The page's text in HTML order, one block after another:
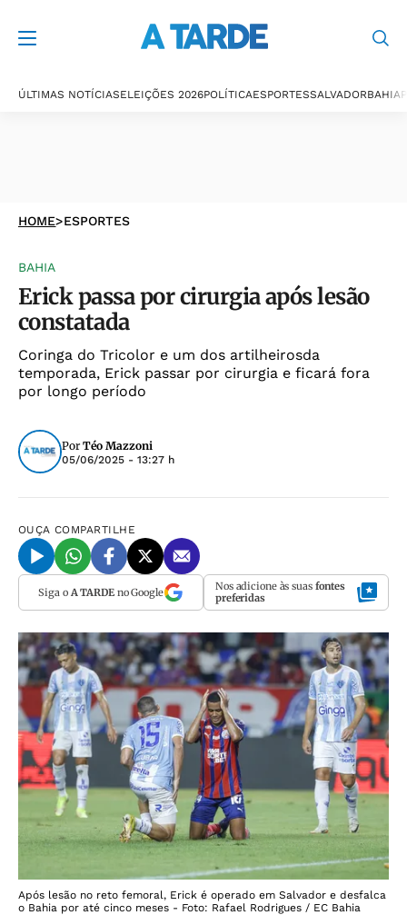
ÚLTIMAS NOTÍCIASELEIÇÕES 2026POLÍTICAESPORTESSALVADORBAHIA
HOME>ESPORTES
BAHIA
Erick passa por cirurgia após lesão
constatada
Coringa do Tricolor e um dos artilheirosda
temporada, Erick passar por cirurgia e ficará fora
por longo período
Por Téo Mazzoni
05/06/2025 - 13:27 h
OUÇA COMPARTILHE
Siga o A TARDEno Google Nos adicione às suas fontes
preferidas
Após lesão no reto femoral, Erick é operado em Salvador e desfalca
o Bahia por até cinco meses - Foto: Rafael Rodrigues / EC Bahia